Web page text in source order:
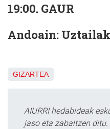
19:00. GAUR
Andoain:
GIZARTEA
AIURRI hedabideak
jaso eta zabaltzen